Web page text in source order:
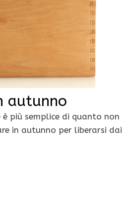
autunno
più semplice di quanto non
in autunno per liberarsi dai